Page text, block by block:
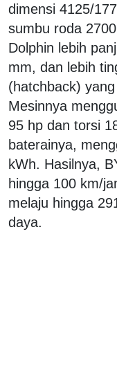
dimensi 4125/
sumbu roda
Dolphin lebih
mm, dan lebih
(hatchback)
Mesinnya
95 hp dan torsi
baterainya,
kWh. Hasilnya,
hingga 100 km/
melaju hingga
daya.